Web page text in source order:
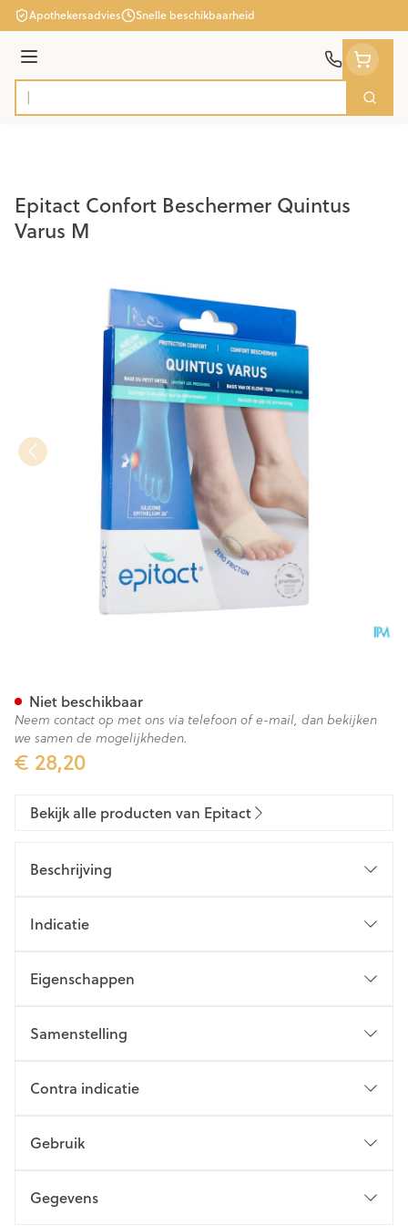
Ga naar de inhoud
Apothekersadvies Snelle beschikbaarheid
Menu
Product, merk, categorie...
Zoek
Epitact Confort Beschermer Quintus
Varus M
€ 28,20
Niet beschikbaar
Neem contact op met ons via telefoon of e-mail, dan bekijken
we samen de mogelijkheden.
Bekijk alle producten van Epitact
Beschrijving
Indicatie
Eigenschappen
Samenstelling
Contra indicatie
Gebruik
Gegevens